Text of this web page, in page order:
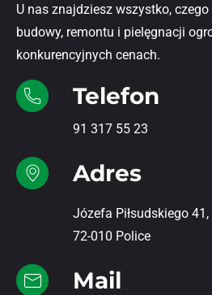
U nas znajdziesz wszystko,
budowy, remontu i pielęgnacji
konkurencyjnych cenach.
Telefon
91 317 55 23
Adres
Józefa Piłsudskiego 41,
72-010 Police
Mail